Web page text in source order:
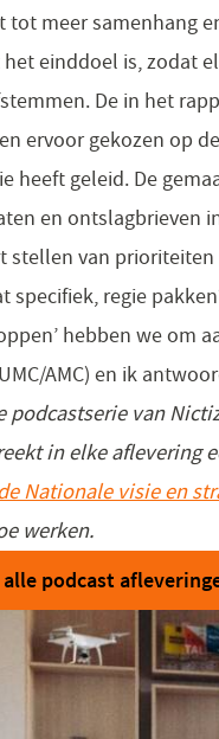
tot meer samenhang
einddoel is, zodat
De in het
ervoor gekozen op
heeft geleid. De
en ontslagbrieven
stellen van
specifiek, regie
hebben we om
AMC) en ik
podcastserie van
in elke aflevering
Nationale visie en
werken.
podcast